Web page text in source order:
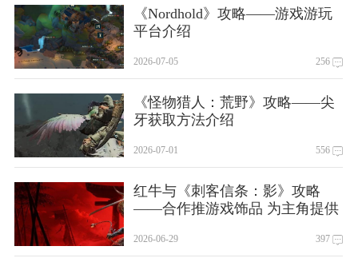
《Nordhold》攻略——游戏游玩
平台介绍
2026-07-05 256
《怪物猎人：荒野》攻略——尖
牙获取方法介绍
2026-07-01 556
红牛与《刺客信条：影》攻略
——合作推游戏饰品 为主角提供
2026-06-29 397